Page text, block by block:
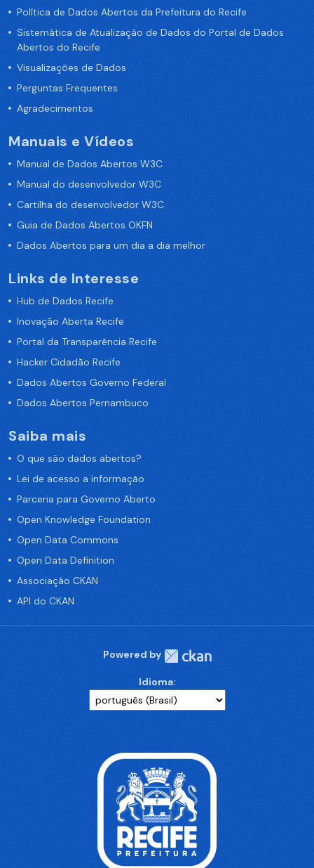
Política de Dados Abertos da Prefeitura do Recife
Sistemática de Atualização de Dados do Portal de Dados
Abertos do Recife
Visualizações de Dados
Perguntas Frequentes
Agradecimentos
Manuais e Vídeos
Manual de Dados Abertos W3C
Manual do desenvolvedor W3C
Cartilha do desenvolvedor W3C
Guia de Dados Abertos OKFN
Dados Abertos para um dia a dia melhor
Links de Interesse
Hub de Dados Recife
Inovação Aberta Recife
Portal da Transparência Recife
Hacker Cidadão Recife
Dados Abertos Governo Federal
Dados Abertos Pernambuco
Saiba mais
O que são dados abertos?
Lei de acesso a informação
Parceria para Governo Aberto
Open Knowledge Foundation
Open Data Commons
Open Data Definition
Associação CKAN
API do CKAN
Powered by
Idioma